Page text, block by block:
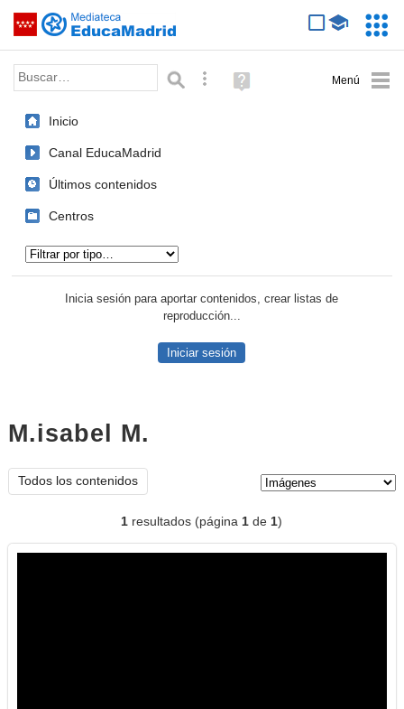
Saltar navegación
Palabra o frase: Búsqueda avanzada
Ayuda
(en
Inicio
Canal EducaMadrid
Últimos contenidos
Centros
Inicia sesión para aportar contenidos, crear listas de
reproducción...
Iniciar sesión
M.isabel M.
Todos los contenidos
1 resultados (página1 de1)